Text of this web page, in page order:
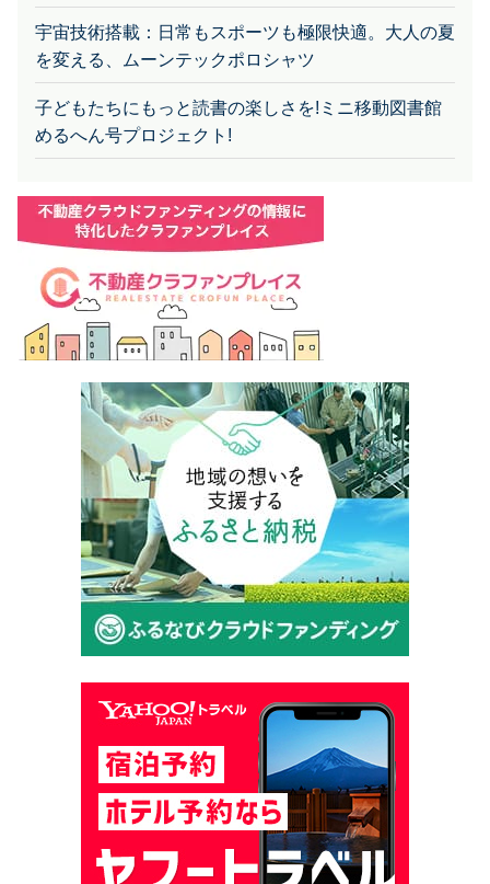
を変える、ムーンテックポロシャツ
子どもたちにもっと読書の楽しさを!ミニ移動図書館
めるへん号プロジェクト!